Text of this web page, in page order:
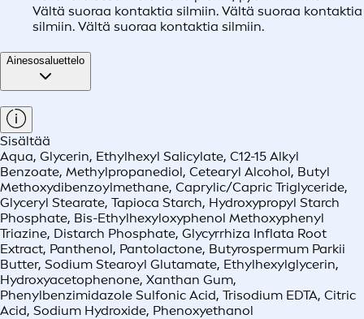
Vältä suoraa kontaktia silmiin. Vältä suoraa kontaktia
silmiin. Vältä suoraa kontaktia silmiin.
Ainesosaluettelo
Sisältää
Aqua, Glycerin, Ethylhexyl Salicylate, C12-15 Alkyl
Benzoate, Methylpropanediol, Cetearyl Alcohol, Butyl
Methoxydibenzoylmethane, Caprylic/Capric Triglyceride,
Glyceryl Stearate, Tapioca Starch, Hydroxypropyl Starch
Phosphate, Bis-Ethylhexyloxyphenol Methoxyphenyl
Triazine, Distarch Phosphate, Glycyrrhiza Inflata Root
Extract, Panthenol, Pantolactone, Butyrospermum Parkii
Butter, Sodium Stearoyl Glutamate, Ethylhexylglycerin,
Hydroxyacetophenone, Xanthan Gum,
Phenylbenzimidazole Sulfonic Acid, Trisodium EDTA, Citric
Acid, Sodium Hydroxide, Phenoxyethanol